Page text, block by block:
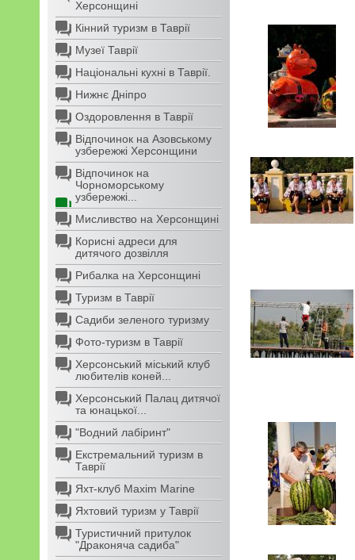
Херсонщині
Кінний туризм в Таврії
Музеї Таврії
Національні кухні в Таврії.
Нижнє Дніпро
Оздоровлення в Таврії
Відпочинок на Азовському
узбережжі Херсонщини
Відпочинок на
Чорноморському
узбережжі...
Мисливство на Херсонщині
Корисні адреси для
дитячого дозвілля
Рибалка на Херсонщині
Туризм в Таврії
Садиби зеленого туризму
Фото-туризм в Таврії
Херсонський міський клуб
любителів коней...
Херсонський Палац дитячої
та юнацької...
"Водний лабіринт"
Екстремальний туризм в
Таврії
Яхт-клуб Maxim Marine
Яхтовий туризм у Таврії
Туристичний притулок
"Драконяча садиба"